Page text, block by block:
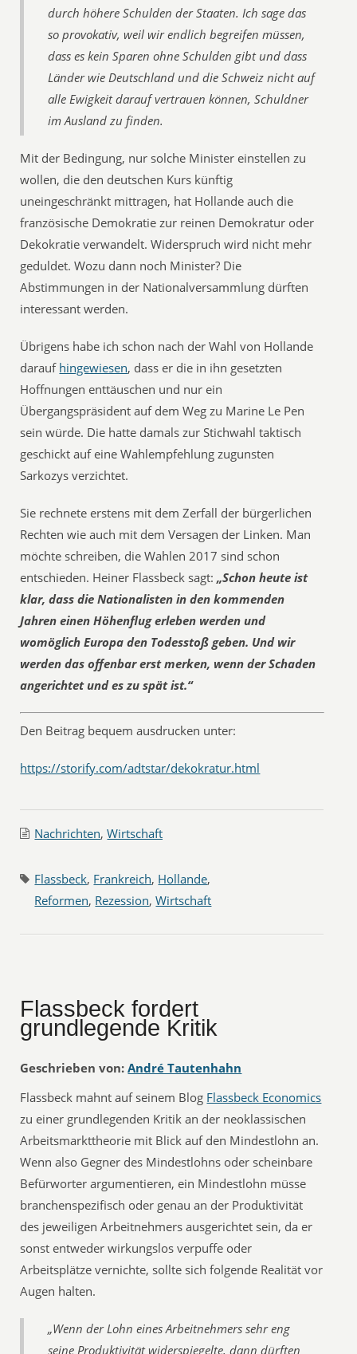
durch höhere Schulden der Staaten. Ich sage das
so provokativ, weil wir endlich begreifen müssen,
dass es kein Sparen ohne Schulden gibt und dass
Länder wie Deutschland und die Schweiz nicht auf
alle Ewigkeit darauf vertrauen können, Schuldner
im Ausland zu finden.
Mit der Bedingung, nur solche Minister einstellen zu
wollen, die den deutschen Kurs künftig
uneingeschränkt mittragen, hat Hollande auch die
französische Demokratie zur reinen Demokratur oder
Dekokratie verwandelt. Widerspruch wird nicht mehr
geduldet. Wozu dann noch Minister? Die
Abstimmungen in der Nationalversammlung dürften
interessant werden.
Übrigens habe ich schon nach der Wahl von Hollande
darauf hingewiesen, dass er die in ihn gesetzten
Hoffnungen enttäuschen und nur ein
Übergangspräsident auf dem Weg zu Marine Le Pen
sein würde. Die hatte damals zur Stichwahl taktisch
geschickt auf eine Wahlempfehlung zugunsten
Sarkozys verzichtet.
Sie rechnete erstens mit dem Zerfall der bürgerlichen
Rechten wie auch mit dem Versagen der Linken. Man
möchte schreiben, die Wahlen 2017 sind schon
entschieden. Heiner Flassbeck sagt:„Schon heute ist
klar, dass die Nationalisten in den kommenden
Jahren einen Höhenflug erleben werden und
womöglich Europa den Todesstoß geben. Und wir
werden das offenbar erst merken, wenn der Schaden
angerichtet und es zu spät ist.“
Den Beitrag bequem ausdrucken unter:
https://storify.com/adtstar/dekokratur.html
Nachrichten,Wirtschaft
Flassbeck, Frankreich, Hollande,
Reformen, Rezession,Wirtschaft
Flassbeck fordert
grundlegende Kritik
Geschrieben von: André Tautenhahn
Flassbeck mahnt auf seinem Blog Flassbeck Economics
zu einer grundlegenden Kritik an der neo­klas­si­schen
Arbeits­markt­theo­rie mit Blick auf den Mindestlohn an.
Wenn also Gegner des Mindestlohns oder scheinbare
Befürworter argumentieren, ein Mindestlohn müsse
branchenspezifisch oder genau an der Produktivität
des jeweiligen Arbeitnehmers ausgerichtet sein, da er
sonst entweder wirkungslos verpuffe oder
Arbeitsplätze vernichte, sollte sich folgende Realität vor
Augen halten.
„Wenn der Lohn eines Arbeit­neh­mers sehr eng
seine Pro­duk­ti­vi­tät wider­spie­gelte, dann dürf­ten